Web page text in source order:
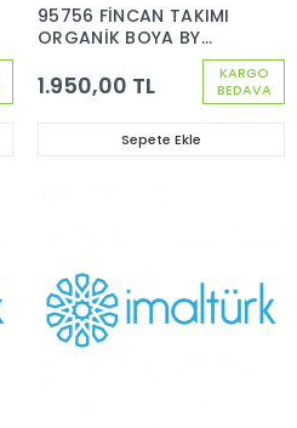
KARGO
BEDAVA
95756 FİNCAN TAKIMI
ORGANİK BOYA BY
ANTİK ALTIN DEKOR 6
KİŞİLİK 12 PARÇA
1.950,00 TL
Sepete Ekle